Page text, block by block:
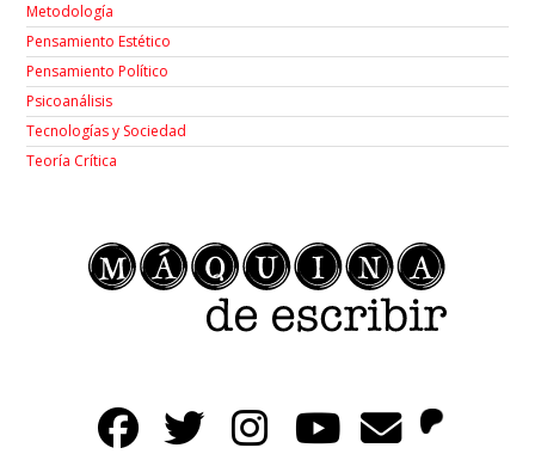
Metodología
Pensamiento Estético
Pensamiento Político
Psicoanálisis
Tecnologías y Sociedad
Teoría Crítica